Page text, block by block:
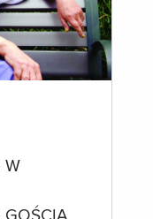
W